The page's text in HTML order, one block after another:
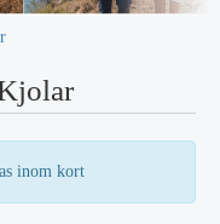
inom kort